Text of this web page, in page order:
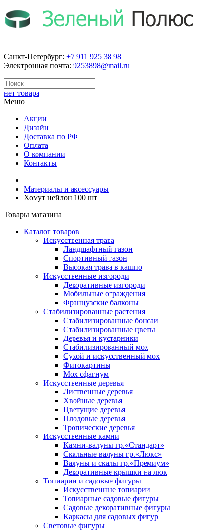
Санкт-Петербург: +7 911 925 38 98
Электронная почта: 9253898@mail.ru
нет товара
Меню
Акции
Дизайн
Доставка по РФ
Оплата
О компании
Контакты
Материалы и аксессуары
Хомут нейлон 100 шт
Товары магазина
Каталог товаров
Искусственная трава
Ландшафтный газон
Спортивный газон
Высокая трава в кашпо
Искусственные изгороди
Декоративные изгороди
Мобильные ограждения
Французские балконы
Стабилизированные растения
Стабилизированные бонсаи
Стабилизированные цветы
Деревья и кустарники
Стабилизированный мох
Сухой и искусственный мох
Фитокартины
Мох сфагнум
Искусственные деревья
Лиственные деревья
Хвойные деревья
Цветущие деревья
Плодовые деревья
Тропические деревья
Искусственные камни
Камни-валуны гр.«Стандарт»
Скальные валуны гр.«Люкс»
Валуны и скалы гр.«Премиум»
Декоративные крышки на люк
Топиарии и садовые фигуры
Искусственные топиарии
Топиарные садовые фигуры
Садовые декоративные фигуры
Каркасы для садовых фигур
Световые фигуры